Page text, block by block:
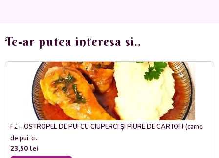
Te-ar putea interesa si..
F2 – OSTROPEL DE PUI CU CIUPERCI ȘI PIURE DE CARTOFI (carne
de pui, ci..
23,50 lei